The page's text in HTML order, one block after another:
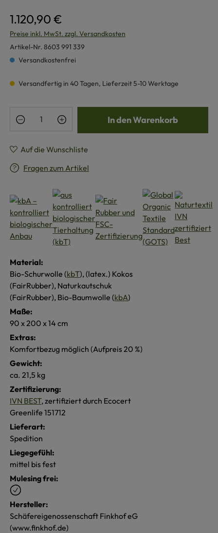
1.120,90 €
Preise inkl. MwSt. zzgl. Versandkosten
Artikel-Nr. 8603 991 339
Versandkostenfrei
Versandfertig in 40 Tagen, Lieferzeit 5-10 Werktage
Produkt Anzahl: Gib den gewünschten
In den Warenkorb
Auf die Wunschliste
Fragen zum Artikel
Material:
Bio-Schurwolle (kbT), (latex.) Kokos
(FairRubber), Naturkautschuk
(FairRubber), Bio-Baumwolle (kbA)
Maße:
90 x 200 x 14 cm
Extras:
Komfortbezug möglich (Aufpreis 20 %)
Gewicht:
ca. 21,5 kg
Zertifizierung:
IVN BEST, zertifiziert durch Ecocert
Greenlife 151712
Lieferart:
Spedition
Liegegefühl:
mittel bis fest
Mulesing frei:
Hersteller:
Schäfereigenossenschaft Finkhof eG
(www.finkhof.de)